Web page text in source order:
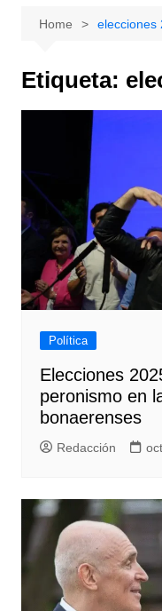
Home elecciones
Etiqueta:
Política
Elecciones
peronismo en
bonaerenses
Redacción